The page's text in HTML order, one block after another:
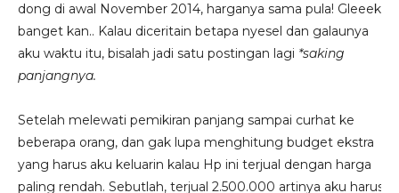
dong di awal November 2014, harganya sama pula! Gleeek
banget kan.. Kalau diceritain betapa nyesel dan galaunya
aku waktu itu, bisalah jadi satu postingan lagi *saking
panjangnya.
Setelah melewati pemikiran panjang sampai curhat ke
beberapa orang, dan gak lupa menghitung budget ekstra
yang harus aku keluarin kalau Hp ini terjual dengan harga
paling rendah. Sebutlah, terjual 2.500.000 artinya aku harus